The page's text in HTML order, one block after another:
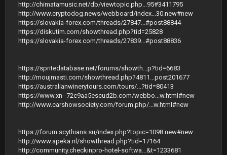
http://chimatamusic.net/db/viewtopic.php...95#3411795
http://www.cryptodog.news/webboard/index...30.new#new
https://slovakia-forex.com/threads/27847...#post88844
https://diskutim.com/showthread.php?tid=25828
https://slovakia-forex.com/threads/27839...#post88836
https://spritedatabase.net/forums/showth...p?tid=6683
http://moujmasti.com/showthread.php?4811...post201677
https://australianwinerytours.com/tours/...?tid=80413
https://www.xn--72c9aa5escud2b.com/webbo...w.html#new
http://www.carshowsociety.com/forum.php/...w.html#new
https://forum.scythians.su/index.php?topic=1098.new#new
http://www.apeka.nl/showthread.php?tid=17164
http://community.checkinpro-hotel-softwa...&t=1233681